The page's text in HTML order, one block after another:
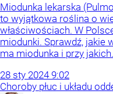
Miodunka lekarska
to wyjątkowa roślina o
właściwościach. W
miodunki. Sprawdź, jakie
ma miodunka i przy
28 sty 2024 9:02
Choroby płuc i układu